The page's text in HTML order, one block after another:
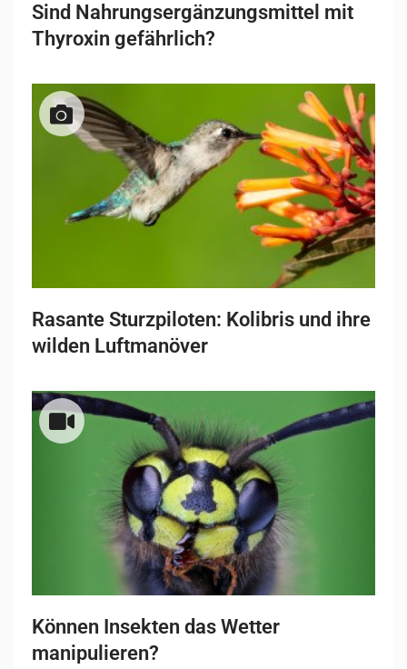
Sind Nahrungsergänzungsmittel mit
Thyroxin gefährlich?
Rasante Sturzpiloten: Kolibris und ihre
wilden Luftmanöver
Können Insekten das Wetter
manipulieren?